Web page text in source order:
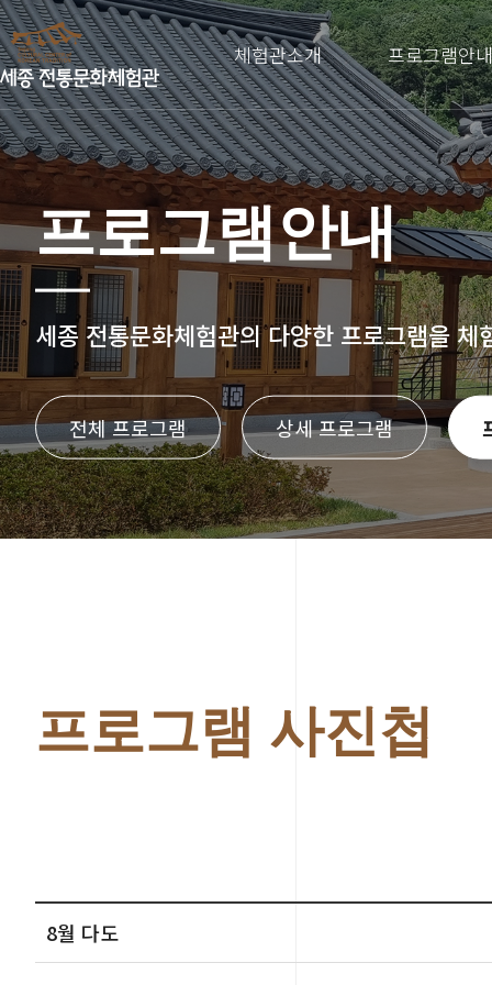
체험관소개 프로그램안
프로그램안내
세종 전통문화체험관의다양한 프로그램을 체
전체 프로그램 상세 프로그램
프로그램 사진첩
8월 다도